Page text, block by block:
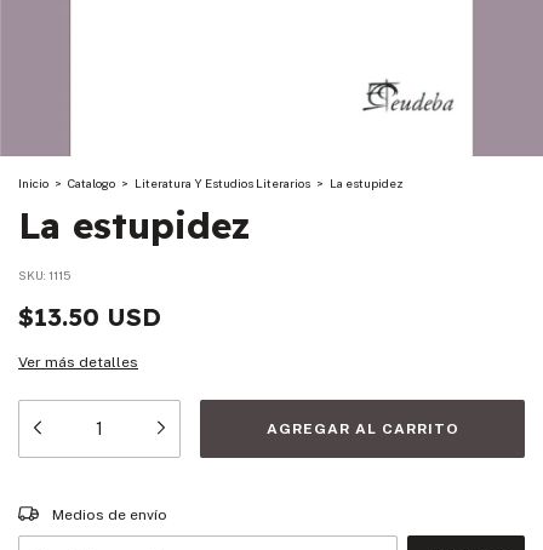
Inicio > Catalogo > Literatura Y Estudios Literarios > La estupidez
La estupidez
SKU: 1115
$13.50 USD
Ver más detalles
Entregas para el CP:
Medios de envío